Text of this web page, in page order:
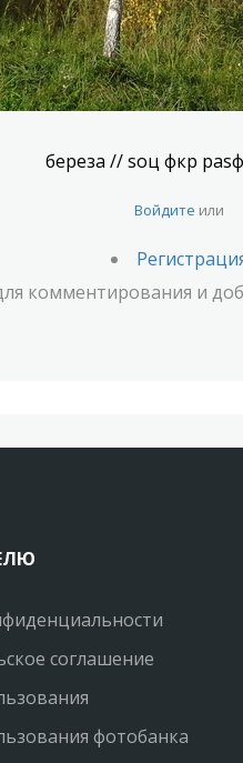
береза // sоц фкр
Войдите или
комментирования и
соглашение
фотобанка